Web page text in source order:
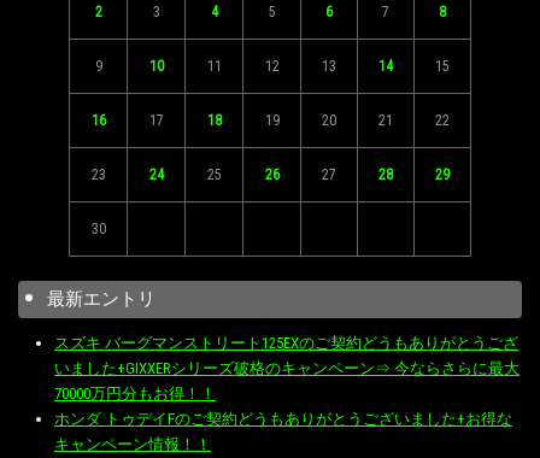
2 3 4 5 6 7 8
9 10 11 12 13 14 15
16 17 18 19 20 21 22
23 24 25 26 27 28 29
30
最新エントリ
スズキ バーグマンストリート125EXのご契約どうもありがとうござ
いました+GIXXERシリーズ破格のキャンペーン⇒ 今ならさらに最大
70000万円分もお得！！
ホンダ トゥデイFのご契約どうもありがとうございました+お得な
キャンペーン情報！！